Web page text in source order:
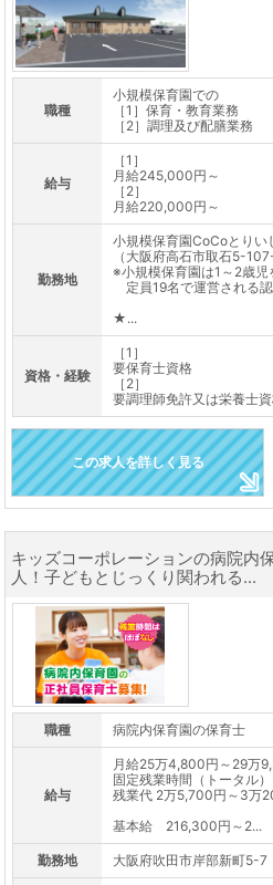
職種
小規模保育園での
［1］保育・教育業務
［2］調理及び配膳業務
給与
［1］
月給245,000円～
［2］
月給220,000円～
勤務地
小規模保育園CoCoとりい
（大阪府高石市取石5-107-
※小規模保育園は1～2歳児
定員19名で運営される認
★...
資格・経験
［1］
要保育士資格
［2］
要調理師免許又は栄養士
この求人を詳しく見る
キッズコーポレーションの病院内
人！子どもとじっくり関われる...
職種 病院内保育園の保育士
給与
月給25万4,800円～29万
固定残業時間（トータル
残業代 2万5,700円～3万
基本給 216,300円～2...
勤務地 大阪府吹田市岸部新町5-7